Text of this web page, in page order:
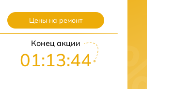
Цены на ремонт
Конец акции
01:13:43